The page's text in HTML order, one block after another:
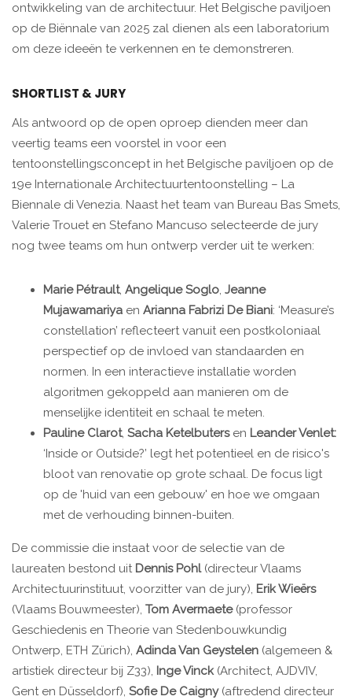
ontwikkeling van de architectuur. Het Belgische paviljoen
op de Biënnale van 2025 zal dienen als een laboratorium
om deze ideeën te verkennen en te demonstreren.
SHORTLIST & JURY
Als antwoord op de open oproep dienden meer dan
veertig teams een voorstel in voor een
tentoonstellingsconcept in het Belgische paviljoen op de
19e Internationale Architectuurtentoonstelling – La
Biennale di Venezia. Naast het team van Bureau Bas Smets,
Valerie Trouet en Stefano Mancuso selecteerde de jury
nog twee teams om hun ontwerp verder uit te werken:
Marie Pétrault, Angelique Soglo, Jeanne
Mujawamariya en Arianna Fabrizi De Biani: ‘Measure’s
constellation’ reflecteert vanuit een postkoloniaal
perspectief op de invloed van standaarden en
normen. In een interactieve installatie worden
algoritmen gekoppeld aan manieren om de
menselijke identiteit en schaal te meten.
Pauline Clarot, Sacha Ketelbutersen Leander Venlet:
‘Inside or Outside?’ legt het potentieel en de risico's
bloot van renovatie op grote schaal. De focus ligt
op de 'huid van een gebouw' en hoe we omgaan
met de verhouding binnen-buiten.
De commissie die instaat voor de selectie van de
laureaten bestond uit Dennis Pohl(directeur Vlaams
Architectuurinstituut, voorzitter van de jury), Erik Wieërs
(Vlaams Bouwmeester), Tom Avermaete(professor
Geschiedenis en Theorie van Stedenbouwkundig
Ontwerp, ETH Zürich), Adinda Van Geystelen (algemeen &
artistiek directeur bij Z33), Inge Vinck(Architect, AJDVIV,
Gent en Düsseldorf), Sofie De Caigny(aftredend directeur